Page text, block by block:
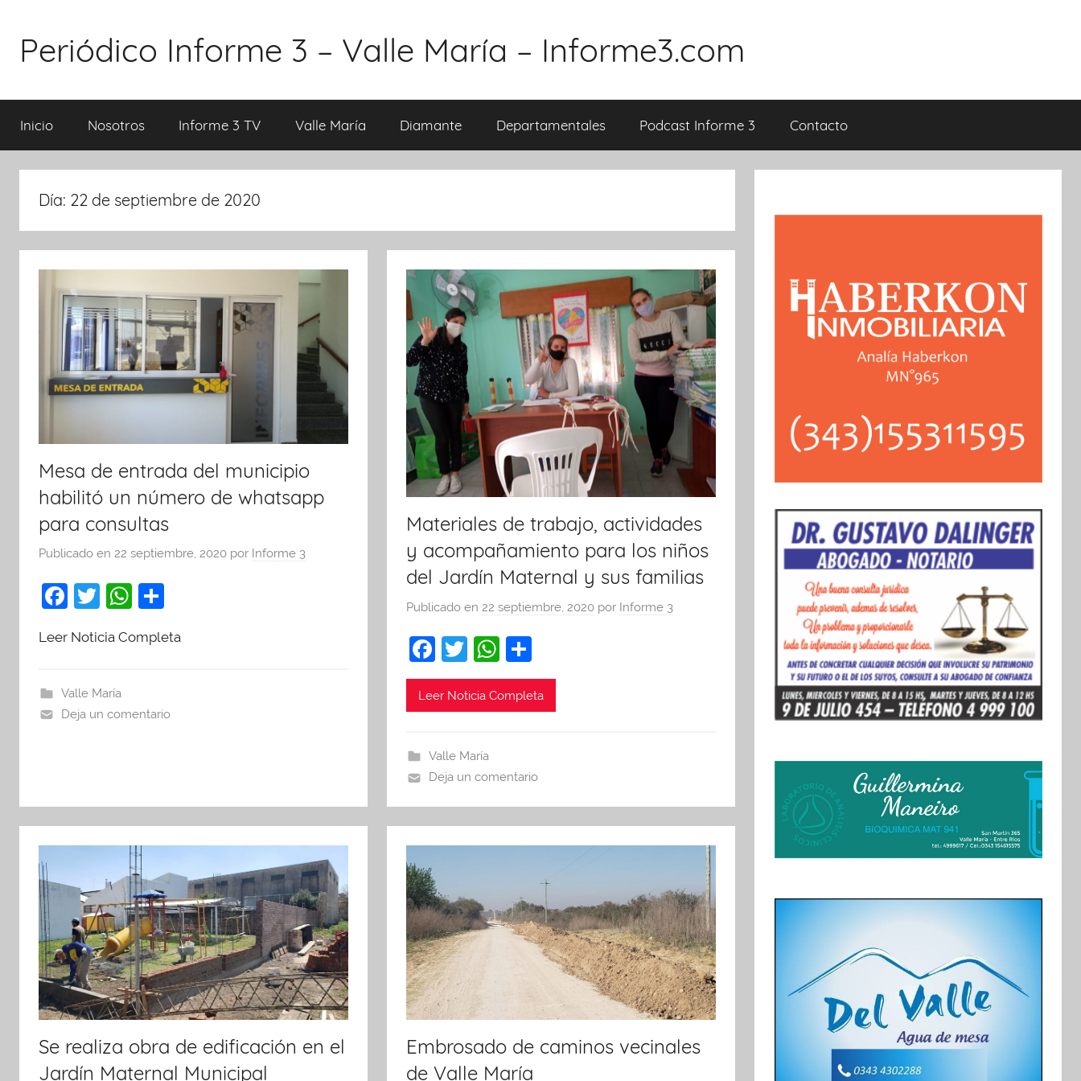
contenido
Periódico Informe 3 – Valle María – Informe3.com
Inicio Nosotros Informe 3 TV Valle María Diamante Departamentales Podcast Informe 3 Contacto
Día: 22 de septiembre de 2020
Mesa de entrada del municipio
habilitó un número de whatsapp
para consultas
Publicado en 22 septiembre, 2020 por Informe 3
F
c
b
o
T
itt
W
at
p
m
tir
Leer Noticia Completa
Valle María
Deja un comentario
Materiales de trabajo, actividades
y acompañamiento para los niños
del Jardín Maternal y sus familias
Publicado en22 septiembre, 2020 por Informe 3
F
a
c
b
o
o
k
T
w
itt
W
h
at
p
p
o
m
tir
Leer Noticia Completa
Valle María
Deja un comentario
Se realiza obra de edificación en el
Jardín Maternal Municipal
Embrosado de caminos vecinales
de Valle María